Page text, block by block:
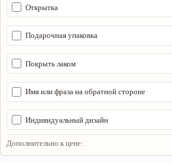
Открытка
Подарочная упаковка
Покрыть лаком
Имя или фраза на обратной стороне
Индивидуальный дизайн
Дополнительно к цене: